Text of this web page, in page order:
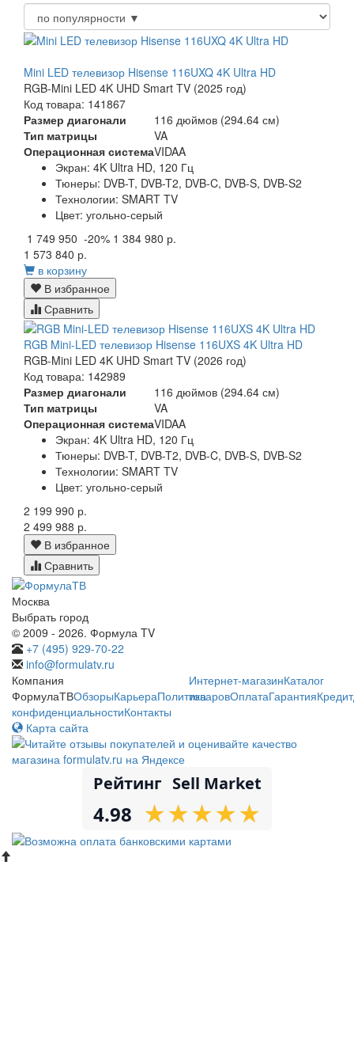
Mini LED телевизор Hisense 116UXQ 4K Ultra HD
RGB-Mini LED 4K UHD Smart TV (2025 год)
Код товара: 141867
Размер диагонали
116 дюймов (294.64 см)
Тип матрицы
VA
Операционная системаVIDAA
Экран: 4K Ultra HD, 120 Гц
Тюнеры: DVB-T, DVB-T2, DVB-C, DVB-S, DVB-S2
Технологии: SMART TV
Цвет: угольно-серый
1 749 950 -20% 1 384 980 р.
1 573 840 р.
в корзину
В избранное
Сравнить
RGB Mini-LED телевизор Hisense 116UXS 4K Ultra HD
RGB-Mini LED 4K UHD Smart TV (2026 год)
Код товара: 142989
Размер диагонали
116 дюймов (294.64 см)
Тип матрицы
VA
Операционная системаVIDAA
Экран: 4K Ultra HD, 120 Гц
Тюнеры: DVB-T, DVB-T2, DVB-C, DVB-S, DVB-S2
Технологии: SMART TV
Цвет: угольно-серый
2 199 990 р.
2 499 988 р.
В избранное
Сравнить
Москва
Выбрать город
© 2009 - 2026. Формула TV
+7 (495) 929-70-22
info@formulatv.ru
Компания
ФормулаТВОбзорыКарьераПолитика
конфиденциальностиКонтакты
Интернет-магазинКаталог
товаровОплатаГарантияКредит
Карта сайта
Рейтинг Sell Market
4.98 ★
★★
★★
★★
★★
★